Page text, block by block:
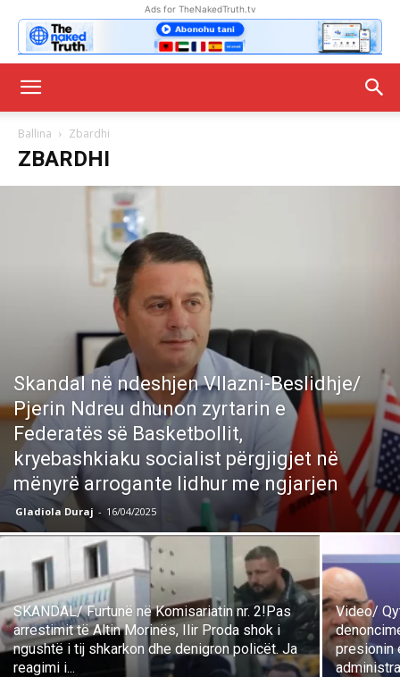
Ads for TheNakedTruth.tv
Ballina Zbardhi
ZBARDHI
Skandal në ndeshjen Vllazni-Beslidhje/
Pjerin Ndreu dhunon zyrtarin e
Federatës së Basketbollit,
kryebashkiaku socialist përgjigjet në
mënyrë arrogante lidhur me ngjarjen
Gladiola Duraj - 16/04/2025
SKANDAL/ Furtunë në Komisariatin nr. 2!Pas
arrestimit të Altin Morinës, Ilir Proda shok i
ngushtë i tij shkarkon dhe denigron policët. Ja
reagimi i...
Video/
presionin